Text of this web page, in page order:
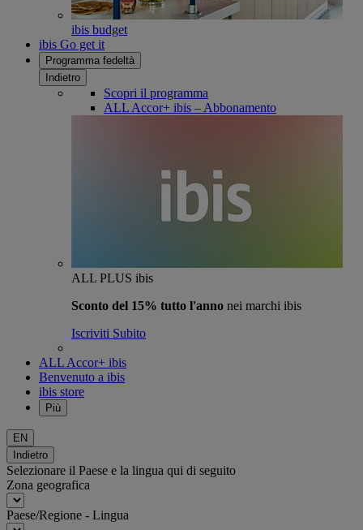
ibis budget
ibis Go get it
Programma fedeltà
Indietro
Scopri il programma
ALL Accor+ ibis – Abbonamento
ALL PLUS ibis
Sconto del 15% tutto l'anno nei marchi ibis
Iscriviti Subito
ALL Accor+ ibis
Benvenuto a ibis
ibis store
Più
EN
Indietro
Selezionare il Paese e la lingua qui di seguito
Zona geografica
Paese/Regione - Lingua